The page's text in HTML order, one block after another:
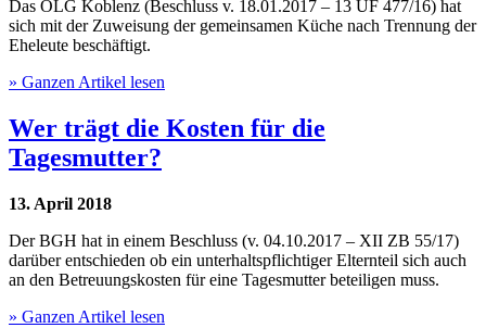
Das OLG Koblenz (Beschluss v. 18.01.2017 – 13 UF 477/16) hat
sich mit der Zuweisung der gemeinsamen Küche nach Trennung der
Eheleute beschäftigt.
» Ganzen Artikel lesen
Wer trägt die Kosten für die
Tagesmutter?
13. April 2018
Der BGH hat in einem Beschluss (v. 04.10.2017 – XII ZB 55/17)
darüber entschieden ob ein unterhaltspflichtiger Elternteil sich auch
an den Betreuungskosten für eine Tagesmutter beteiligen muss.
» Ganzen Artikel lesen